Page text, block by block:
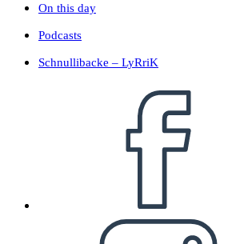
On this day
Podcasts
Schnullibacke – LyRriK